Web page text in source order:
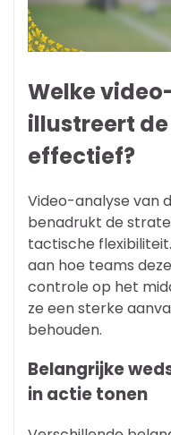
Welke
illustreert
effectief?
Video-analyse van
benadrukt de
tactische
aan hoe teams
controle op het
ze een sterke
behouden.
Belangrijke
in actie tonen